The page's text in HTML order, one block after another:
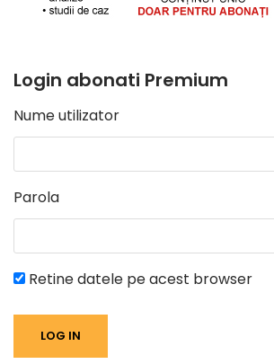
Login abonati Premium
Nume utilizator
Parola
Retine datele pe acest browser